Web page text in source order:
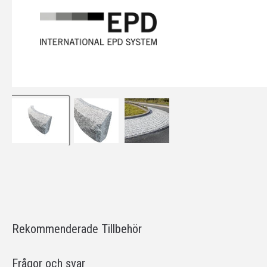
Rekommenderade Tillbehör
Frågor och svar